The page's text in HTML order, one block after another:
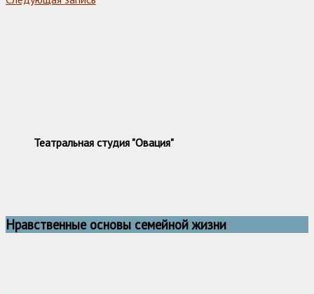
Театральная студия "Овация"
Нравственные основы семейной жизни